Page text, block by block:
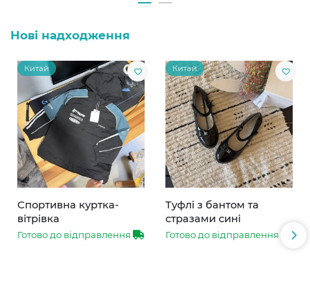
Нові надходження
Китай
Спортивна куртка-
вітрівка
Готово до відправлення
Китай
Туфлі з бантом та
стразами сині
Готово до відправлення